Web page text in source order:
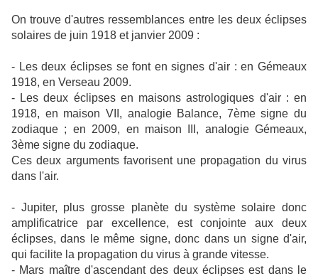
On trouve d'autres ressemblances entre les deux éclipses
solaires de juin 1918 et janvier 2009 :
- Les deux éclipses se font en signes d'air : en Gémeaux
1918, en Verseau 2009.
- Les deux éclipses en maisons astrologiques d'air : en
1918, en maison VII, analogie Balance, 7ème signe du
zodiaque ; en 2009, en maison III, analogie Gémeaux,
3ème signe du zodiaque.
Ces deux arguments favorisent une propagation du virus
dans l'air.
- Jupiter, plus grosse planète du système solaire donc
amplificatrice par excellence, est conjointe aux deux
éclipses, dans le même signe, donc dans un signe d'air,
qui facilite la propagation du virus à grande vitesse.
- Mars maître d'ascendant des deux éclipses est dans le